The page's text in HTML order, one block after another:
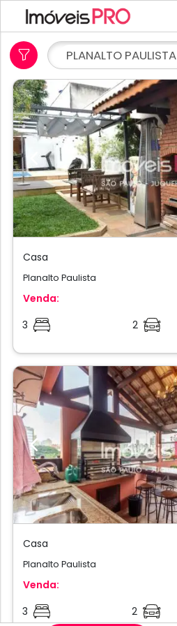
PLANALTO PAULISTA
Previous
Casa
Planalto Paulista
Venda:
3
2
Previous
Casa
Planalto Paulista
Venda:
3
2